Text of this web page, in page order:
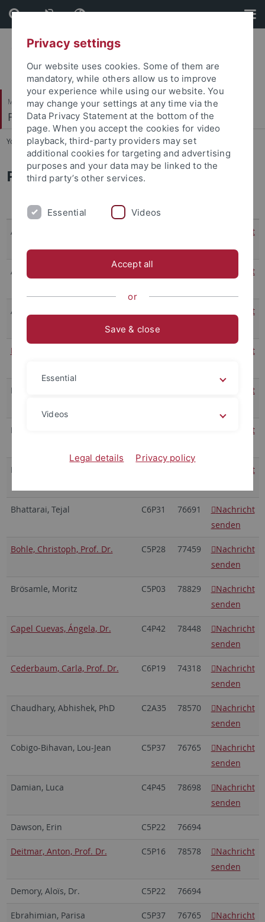
Skip
to
content
Skip
to
footer
Mathematisch-Naturwissenschaftliche Fakultät
Fachbereich Mathematik
You are here: Startseite ... Personen
Personen
Name Raum
Acuña Flores, Jorge
Nachricht
senden
Agostini, Daniele, JProf. Dr. C5A26
Nachricht
Azizialamdari, Niloufar
C3P22
Nachricht
Batyrev, Victor, Prof. i.R. Dr.
Nachricht
Becker, Lennart
Nachricht
Beier, Florian, Dr.
Nachricht
Betsch, Gerhard, AOR a.D. Dr.
Nachricht
Bhattarai, Tejal C6P31 76691
Nachricht
senden
Bohle, Christoph, Prof. Dr. C5P28 77459
Nachricht
senden
Brösamle, Moritz C5P03 78829
Nachricht
senden
Capel Cuevas, Ángela, Dr. C4P42 78448
Nachricht
senden
Cederbaum, Carla, Prof. Dr. C6P19 74318
Nachricht
senden
Chaudhary, Abhishek, PhD C2A35 78570
Nachricht
senden
Cobigo-Bihavan, Lou-Jean C5P37 76765
Nachricht
senden
Damian, Luca C4P45 78698
Nachricht
senden
Dawson, Erin C5P22 76694
Deitmar, Anton, Prof. Dr. C5P16 78578
Nachricht
senden
Demory, Aloïs, Dr. C5P22 76694
Ebrahimian, Parisa C5P37 76765
Nachricht
Privacy settings
Our website uses cookies. Some of them are
mandatory, while others allow us to improve
your experience while using our website. You
may change your settings at any time via the
Data Privacy Statement at the bottom of the
page. When you accept the cookies for video
playback, third-party providers may set
additional cookies for targeting and advertising
purposes and your data may be linked to the
third party’s other services.
Essential Videos
Accept all
or
Save & close
Essential
Videos
Legal details Privacy policy